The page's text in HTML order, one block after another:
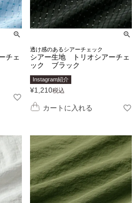
チェ
透け感のあるシアーチェック
シアー生地 トリオシアーチェ
ック ブラック
Instagram紹介
¥1,210税込
カートに入れる